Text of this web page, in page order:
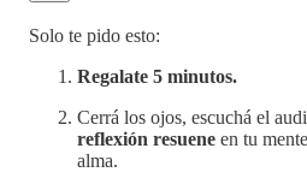
Solo te pido esto:
Regalate 5 minutos.
Cerrá los ojos, escuchá el
reflexión resuene en tu
alma.